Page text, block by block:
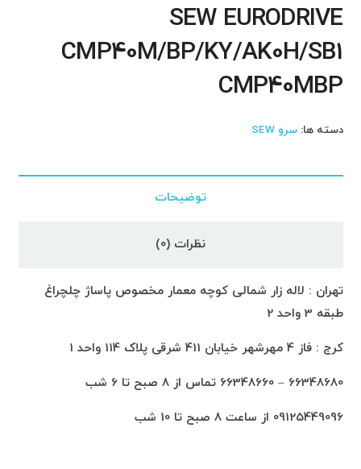
SEW EURODRIVE
CMP40M/BP/KY/AK0H/SB1
CMP40MBP
دسته ها:سرو SEW
توضیحات
نظرات (0)
تهران : لاله زار شمالی کوچه معمار مخصوص پاساژ چلچراغ
طبقه 3 واحد 2
کرج : فاز 4 مهرشهر خیابان 411 شرقی پلاک 114 واحد 1
66348680 – 66348660 تماس از 8 صبح تا 6 شب
09125449096 از ساعت 8 صبح تا 10 شب